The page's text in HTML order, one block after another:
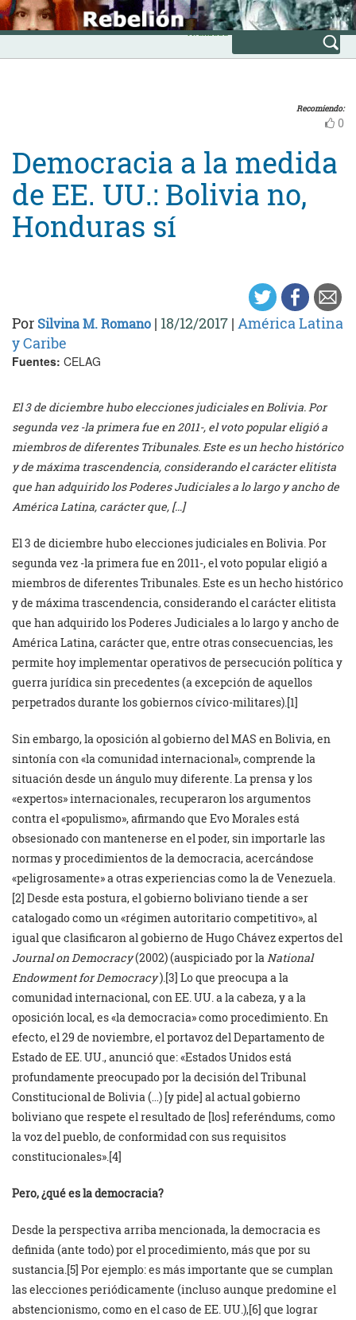
Skip
to
content
INICIO
Avanzada
Recomiendo:
0
Democracia a la medida
de EE. UU.: Bolivia no,
Honduras sí
Por Silvina M. Romano | 18/12/2017 | América Latina
y Caribe
Fuentes: CELAG
El 3 de diciembre hubo elecciones judiciales en Bolivia. Por
segunda vez -la primera fue en 2011-, el voto popular eligió a
miembros de diferentes Tribunales. Este es un hecho histórico
y de máxima trascendencia, considerando el carácter elitista
que han adquirido los Poderes Judiciales a lo largo y ancho de
América Latina, carácter que, […]
El 3 de diciembre hubo elecciones judiciales en Bolivia. Por
segunda vez -la primera fue en 2011-, el voto popular eligió a
miembros de diferentes Tribunales. Este es un hecho histórico
y de máxima trascendencia, considerando el carácter elitista
que han adquirido los Poderes Judiciales a lo largo y ancho de
América Latina, carácter que, entre otras consecuencias, les
permite hoy implementar operativos de persecución política y
guerra jurídica sin precedentes (a excepción de aquellos
perpetrados durante los gobiernos cívico-militares).[1]
Sin embargo, la oposición al gobierno del MAS en Bolivia, en
sintonía con «la comunidad internacional», comprende la
situación desde un ángulo muy diferente. La prensa y los
«expertos» internacionales, recuperaron los argumentos
contra el «populismo», afirmando que Evo Morales está
obsesionado con mantenerse en el poder, sin importarle las
normas y procedimientos de la democracia, acercándose
«peligrosamente» a otras experiencias como la de Venezuela.
[2] Desde esta postura, el gobierno boliviano tiende a ser
catalogado como un «régimen autoritario competitivo», al
igual que clasificaron al gobierno de Hugo Chávez expertos del
Journal on Democracy(2002) (auspiciado por laNational
Endowment for Democracy).[3] Lo que preocupa a la
comunidad internacional, con EE. UU. a la cabeza, y a la
oposición local, es «la democracia» como procedimiento. En
efecto, el 29 de noviembre, el portavoz del Departamento de
Estado de EE. UU., anunció que: «Estados Unidos está
profundamente preocupado por la decisión del Tribunal
Constitucional de Bolivia (…) [y pide] al actual gobierno
boliviano que respete el resultado de [los] referéndums, como
la voz del pueblo, de conformidad con sus requisitos
constitucionales».[4]
Pero, ¿qué es la democracia?
Desde la perspectiva arriba mencionada, la democracia es
definida (ante todo) por el procedimiento, más que por su
sustancia.[5] Por ejemplo: es más importante que se cumplan
las elecciones periódicamente (incluso aunque predomine el
abstencionismo, como en el caso de EE. UU.),[6] que lograr